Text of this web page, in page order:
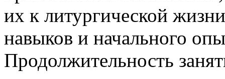
их к литургической
навыков и начального
Продолжительность